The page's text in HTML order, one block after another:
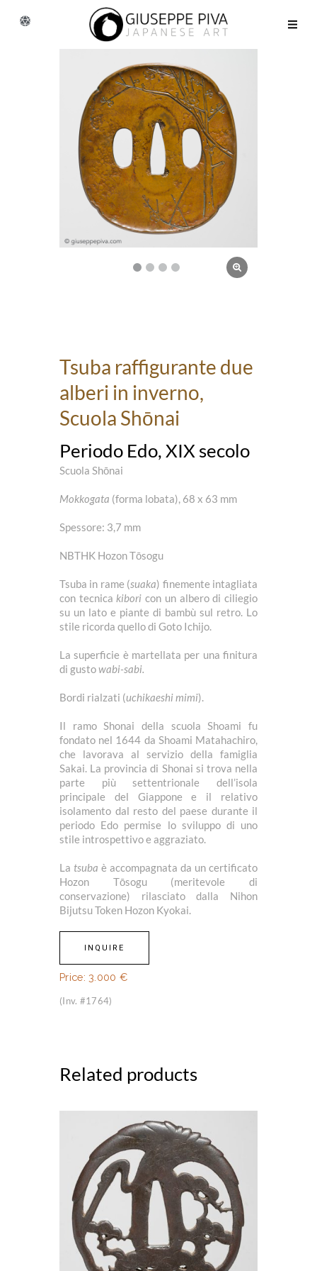
Tsuba raffigurante due
alberi in inverno,
Scuola Shōnai
Periodo Edo, XIX secolo
Scuola Shōnai
Mokkogata (forma lobata), 68 x 63 mm
Spessore: 3,7 mm
NBTHK Hozon Tōsogu
Tsuba in rame (suaka) finemente intagliata
con tecnicakibori con un albero di ciliegio
su un lato e piante di bambù sul retro. Lo
stile ricorda quello di Goto Ichijo.
La superficie è martellata per una finitura
di gustowabi-sabi.
Bordi rialzati (uchikaeshimimi).
Il ramo Shonai della scuola Shoami fu
fondato nel 1644 da Shoami Matahachiro,
che lavorava al servizio della famiglia
Sakai. La provincia di Shonai si trova nella
parte più settentrionale dell’isola
principale del Giappone e il relativo
isolamento dal resto del paese durante il
periodo Edo permise lo sviluppo di uno
stile introspettivo e aggraziato.
La tsuba è accompagnata da un certificato
Hozon Tōsogu (meritevole di
conservazione) rilasciato dalla Nihon
Bijutsu Token Hozon Kyokai.
INQUIRE
Price: 3.000 €
(Inv. #1764)
Related products